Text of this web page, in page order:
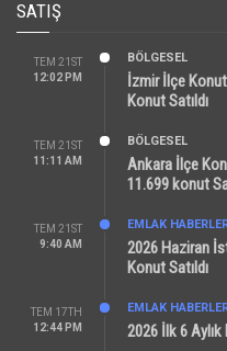
SATIŞ
TEM 21ST
12:02 PM
BÖLGESEL
İzmir İlçe
Konut Satıldı
TEM 21ST
11:11 AM
BÖLGESEL
Ankara İlçe
11.699 konut
TEM 21ST
9:40 AM
EMLAK
2026 Haziran
Konut Satıldı
TEM 17TH
12:44 PM
EMLAK
2026 İlk 6 Aylık